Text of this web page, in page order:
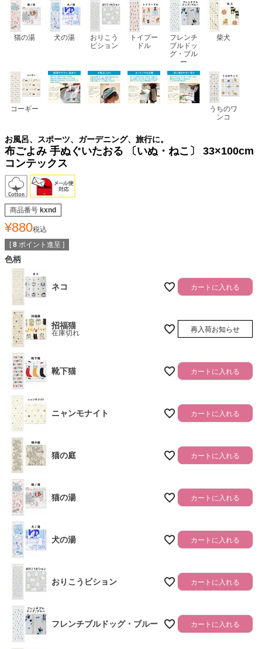
猫の湯 犬の湯
おりこう
ビション
トイプー
ドル
フレンチ
ブルドッ
グ・ブル
ー
柴犬
コーギー
うちのワ
ンコ
お風呂、スポーツ、ガーデニング、旅行に。
布ごよみ 手ぬぐいたおる 〔いぬ・ねこ〕 33×100cm
コンテックス
商品番号 kxnd
¥880税込
[ 8 ポイント進呈 ]
色柄
ネコ カートに入れる
招福猫
在庫切れ 再入荷お知らせ
靴下猫 カートに入れる
ニャンモナイト カートに入れる
猫の庭 カートに入れる
猫の湯 カートに入れる
犬の湯 カートに入れる
おりこうビション カートに入れる
フレンチブルドッグ・ブルー カートに入れる